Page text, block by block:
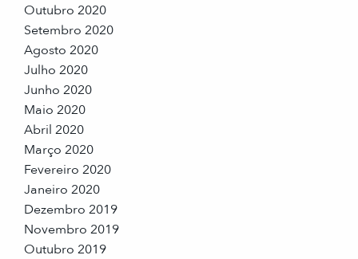
Outubro 2020
Setembro 2020
Agosto 2020
Julho 2020
Junho 2020
Maio 2020
Abril 2020
Março 2020
Fevereiro 2020
Janeiro 2020
Dezembro 2019
Novembro 2019
Outubro 2019